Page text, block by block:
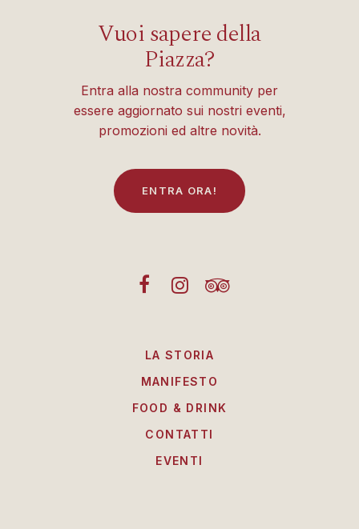
Vuoi sapere della
Piazza?
Entra alla nostra community per
essere aggiornato sui nostri eventi,
promozioni ed altre novità.
EN TRA ORA!
LA STORIA
MANIFESTO
FOOD & DRINK
CONTATTI
EVENTI